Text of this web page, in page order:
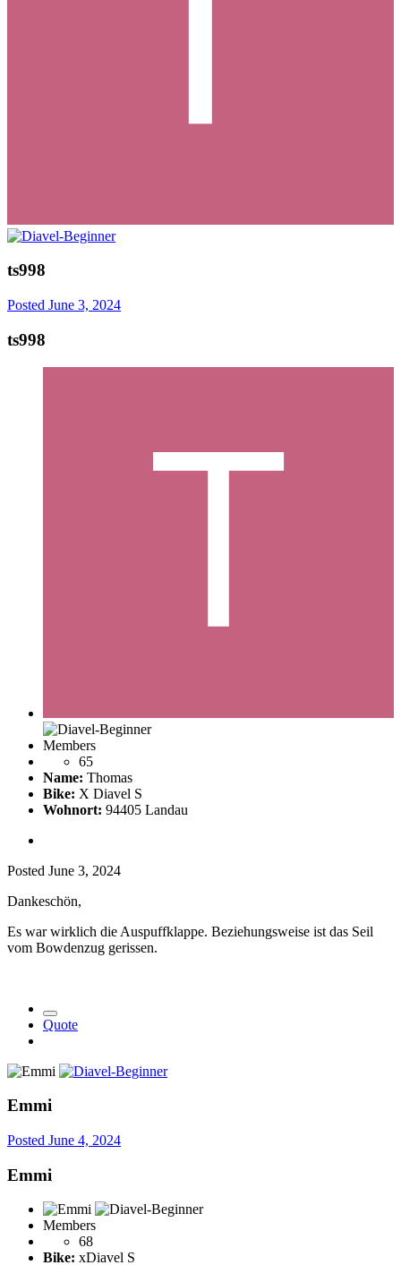
ts998
Posted June 3, 2024
ts998
Members
65
Name: Thomas
Bike: X Diavel S
Wohnort: 94405 Landau
Posted June 3, 2024
Dankeschön,
Es war wirklich die Auspuffklappe. Beziehungsweise ist das Seil
vom Bowdenzug gerissen.
Quote
Emmi
Posted June 4, 2024
Emmi
Members
68
Bike: xDiavel S